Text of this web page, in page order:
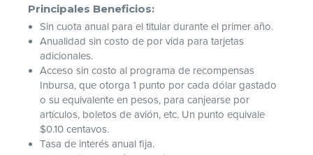
Principales Beneficios:
Sin cuota anual para el titular durante el primer año.
Anualidad sin costo de por vida para tarjetas
adicionales.
Acceso sin costo al programa de recompensas
Inbursa, que otorga 1 punto por cada dólar gastado
o su equivalente en pesos, para canjearse por
artículos, boletos de avión, etc. Un punto equivale
$0.10 centavos.
Tasa de interés anual fija.